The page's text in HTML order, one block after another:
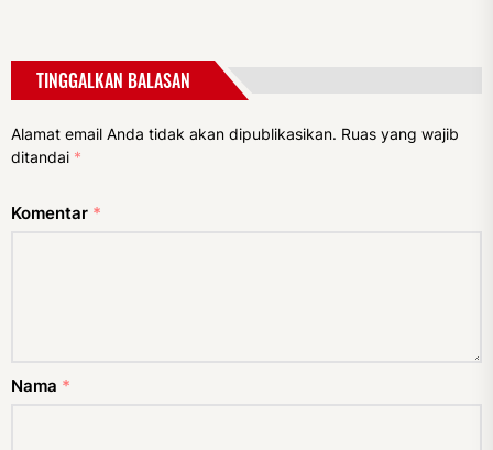
TINGGALKAN BALASAN
Alamat email Anda tidak akan dipublikasikan. Ruas yang wajib
ditandai *
Komentar *
Nama *